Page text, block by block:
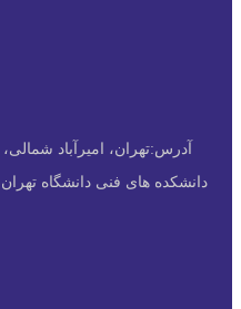
آدرس:تهران، امیرآباد
دانشکده های فنی دانشگاه